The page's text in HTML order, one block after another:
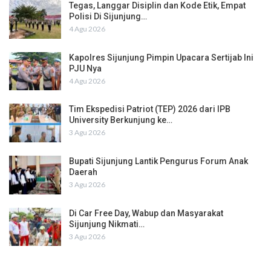
Tegas, Langgar Disiplin dan Kode Etik, Empat
Polisi Di Sijunjung…
4 Agu 2026
Kapolres Sijunjung Pimpin Upacara Sertijab Ini
PJU Nya
4 Agu 2026
Tim Ekspedisi Patriot (TEP) 2026 dari IPB
University Berkunjung ke…
3 Agu 2026
Bupati Sijunjung Lantik Pengurus Forum Anak
Daerah
3 Agu 2026
Di Car Free Day, Wabup dan Masyarakat
Sijunjung Nikmati…
3 Agu 2026